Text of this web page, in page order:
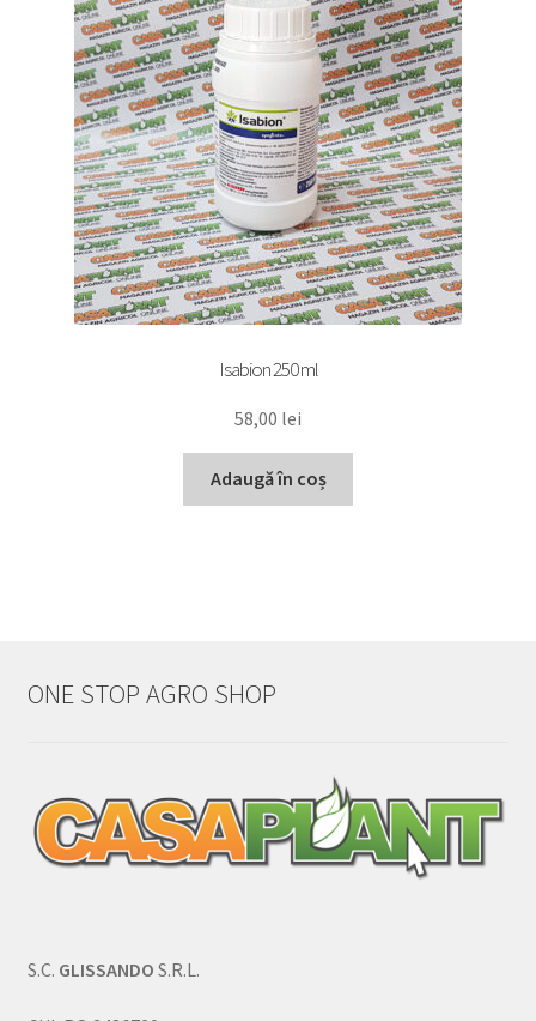
Isabion 250 ml
58,00 lei
Adaugă în coș
ONE STOP AGRO SHOP
S.C. GLISSANDO S.R.L.